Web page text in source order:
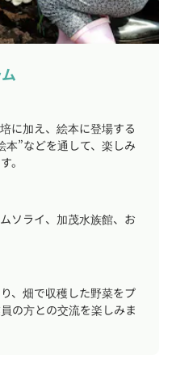
に加え、絵本に登場する
本”などを通して、楽しみ
。
ソライ、加茂水族館、お
、畑で収穫した野菜をプ
の方との交流を楽しみま